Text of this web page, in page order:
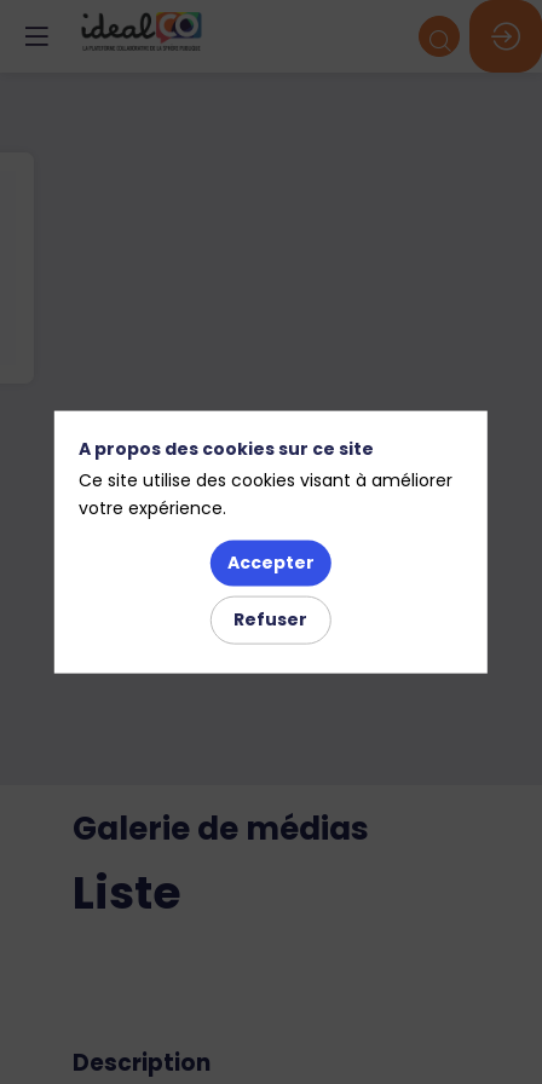
Galerie de médias
Liste
Description
A propos des cookies sur ce site
Ce site utilise des cookies visant à améliorer
votre expérience.
Accepter
Refuser